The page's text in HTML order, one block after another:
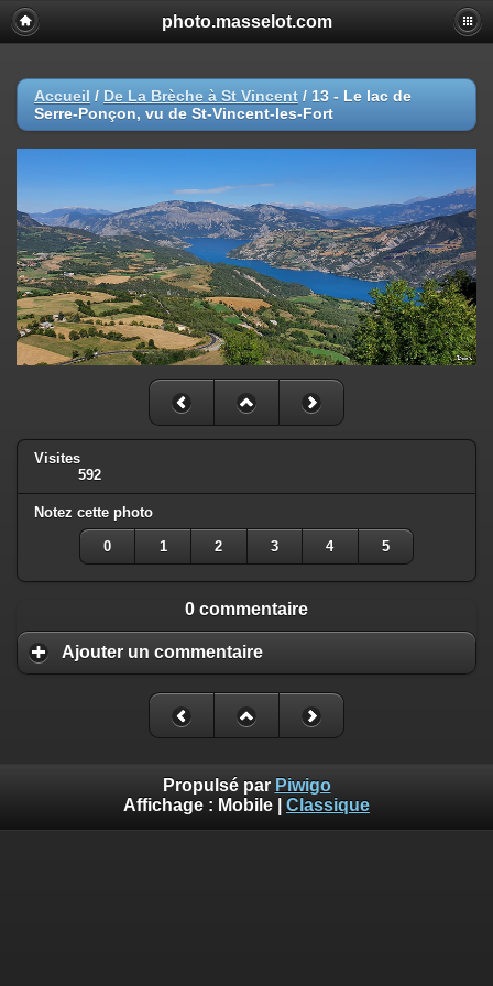
photo.masselot.com
Accueil / De La Brèche à St Vincent / 13 - Le lac de
Serre-Ponçon, vu de St-Vincent-les-Fort
Visites
592
Notez cette photo
0 1 2 3 4 5
0 commentaire
Ajouter un commentaire
Propulsé par Piwigo
Affichage : Mobile Classique